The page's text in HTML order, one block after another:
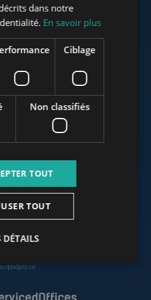
RUSSIAN
ARABIC
dans notre
En savoir plus
Ciblage
Non classifiés
TOUT
TOUT
DÉTAILS